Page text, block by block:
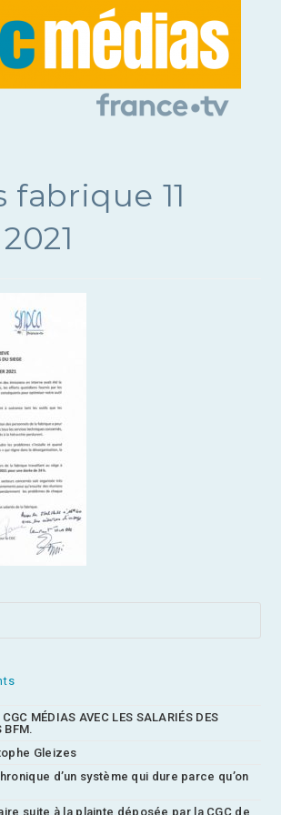
fabrique 11
MÉDIAS AVEC LES SALARIÉS DES
BFM.
Gleizes
d’un système qui dure parce qu’on
suite à la plainte déposée par la CGC de